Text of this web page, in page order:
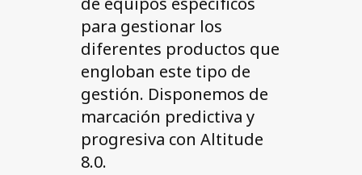
para gestionar los
diferentes productos que
engloban este tipo de
gestión. Disponemos de
marcación predictiva y
progresiva con Altitude
8.0.